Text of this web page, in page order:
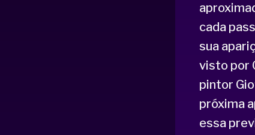
cada
sua
visto por
pintor
próxima
essa